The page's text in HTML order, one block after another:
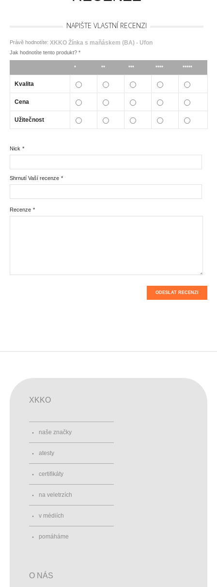
NAPIŠTE VLASTNÍ RECENZI
Právě hodnotíte: XKKO Žínka s maňáskem (BA) - Ufon
Jak hodnotíte tento produkt? *
* ** *** **** *****
Kvalita
Cena
Užitečnost
*
Nick
*
Shrnutí Vaší recenze
*
Recenze
ODESLAT RECENZI
XKKO
naše značky
atesty
certifikáty
na veletrzích
v médiích
pomáháme
O NÁS